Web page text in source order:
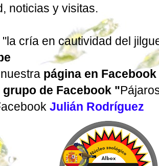
noticias y visitas.
cría en cautividad del
página en Facebook
grupo de Facebook "
Julián Rodríguez